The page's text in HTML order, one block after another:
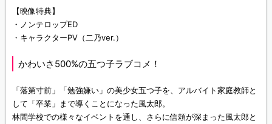
【映像特典】
・ノンテロップED
・キャラクターPV（二乃ver.）
かわいさ500%の五つ子ラブコメ！
「落第寸前」「勉強嫌い」の美少女五つ子を、アルバイト家庭教師と
して「卒業」まで導くことになった風太郎。
林間学校での様々なイベントを通し、さらに信頼が深まった風太郎と